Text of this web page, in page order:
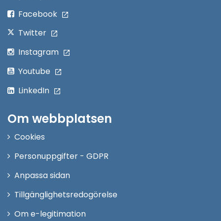
Facebook
Twitter
Instagram
Youtube
LinkedIn
Om webbplatsen
Cookies
Personuppgifter - GDPR
Anpassa sidan
Tillgänglighetsredogörelse
Om e-legitimation